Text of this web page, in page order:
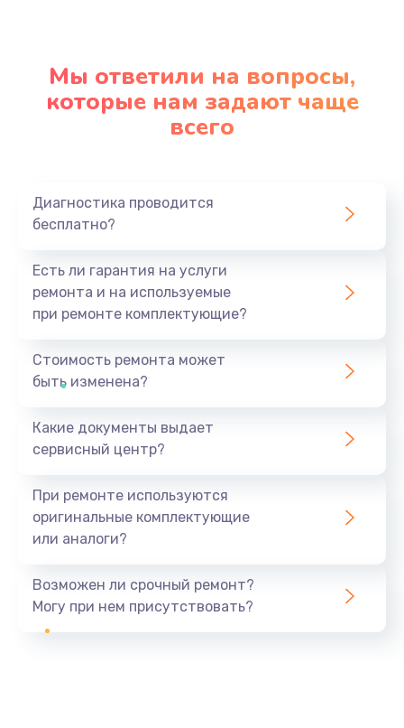
Мы ответили на вопросы,
которые нам задают чаще
всего
Диагностика проводится
бесплатно?
Есть ли гарантия на услуги
ремонта и на используемые
при ремонте комплектующие?
Стоимость ремонта может
быть изменена?
Какие документы выдает
сервисный центр?
При ремонте используются
оригинальные комплектующие
или аналоги?
Возможен ли срочный ремонт?
Могу при нем присутствовать?